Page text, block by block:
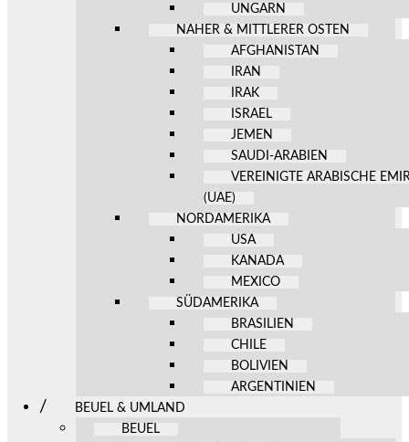
UNGARN
NAHER & MITTLERER OSTEN
AFGHANISTAN
IRAN
IRAK
ISRAEL
JEMEN
SAUDI-ARABIEN
VEREINIGTE ARABISCHE
(UAE)
NORDAMERIKA
USA
KANADA
MEXICO
SÜDAMERIKA
BRASILIEN
CHILE
BOLIVIEN
ARGENTINIEN
BEUEL & UMLAND
BEUEL